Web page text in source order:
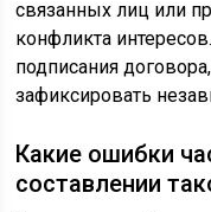
связанных лиц или
конфликта
подписания
зафиксировать
Какие ошибки
составлении